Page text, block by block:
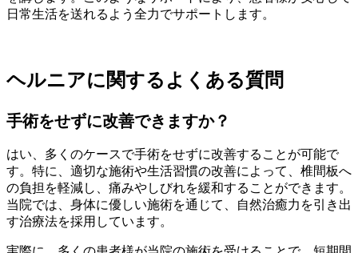
日常生活を送れるよう全力でサポートします。
ヘルニアに関するよくある質問
手術をせずに改善できますか？
はい、多くのケースで手術をせずに改善することが可能で
す。特に、適切な施術や生活習慣の改善によって、椎間板へ
の負担を軽減し、痛みやしびれを緩和することができます。
当院では、身体に優しい施術を通じて、自然治癒力を引き出
す治療法を採用しています。